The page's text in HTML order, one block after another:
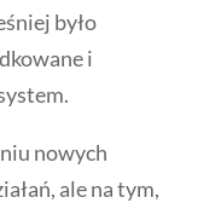
było
i
nowych
ale na tym,